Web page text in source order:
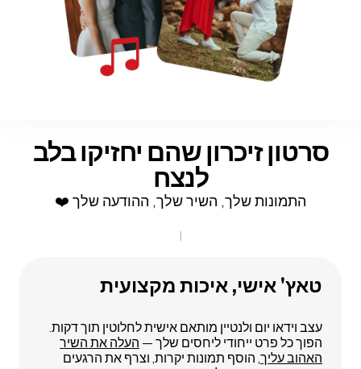
סרטון זיכרון שהם יחזיקו בלב
לנצח
התמונות שלך, השיר שלך, ההודעה שלך ❤️
טאץ' אישי, איכות מקצועית
עצב וידאו יום ולנטיין מותאם אישית לחלוטין תוך דקות.
הפוך כל פרט ייחודי ליחסים שלך — העלה את השיר
האהוב עליך , הוסף תמונות יקרות, וצרף את הרגעים